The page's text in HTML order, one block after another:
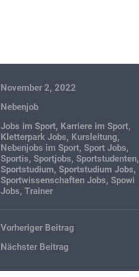
November 2, 2022
Nebenjob
Jobs im Sport, Karriere im Sport,
Kletterpark Jobs, Kursleitung,
Nebenjobs im Sport,Sport Jobs,
Sportis,Sportjobs,Sportstudenten,
Sportstudium,Sportstudium Jobs,
Sportwissenschaften Jobs,Spowi
Jobs,Trainer
Vorheriger Beitrag
Nächster Beitrag